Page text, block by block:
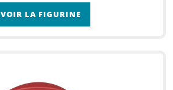
VOIR LA FIGURINE